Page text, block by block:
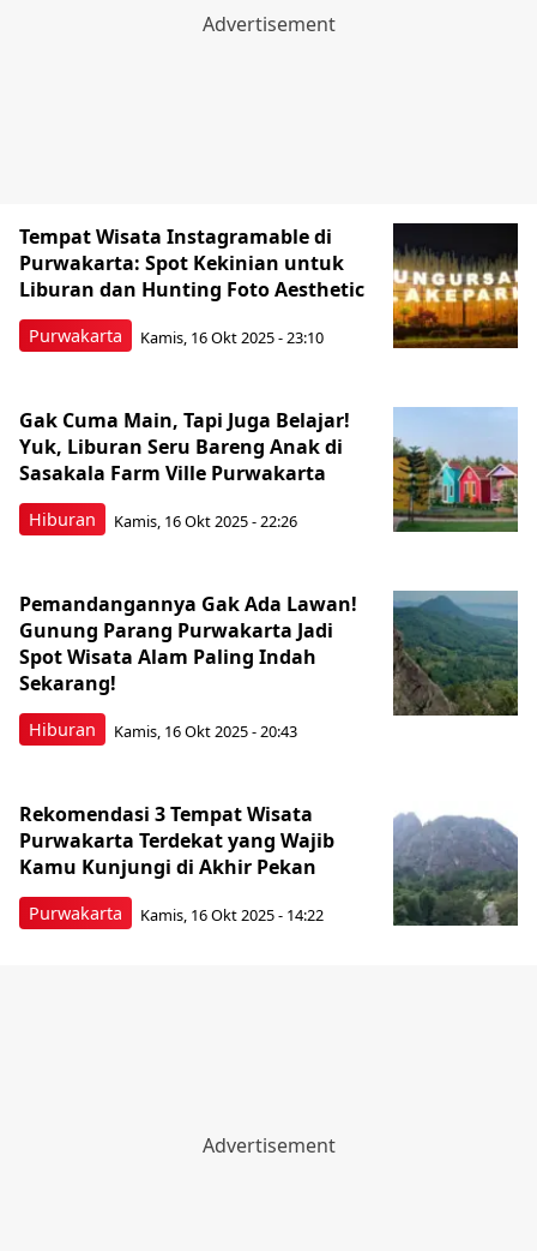
Purwakarta
Tempat Wisata Instagramable di
Purwakarta: Spot Kekinian untuk
Liburan dan Hunting Foto Aesthetic
Kamis, 16 Okt 2025 - 23:10
Hiburan
Gak Cuma Main, Tapi Juga Belajar!
Yuk, Liburan Seru Bareng Anak di
Sasakala Farm Ville Purwakarta
Kamis, 16 Okt 2025 - 22:26
Hiburan
Pemandangannya Gak Ada Lawan!
Gunung Parang Purwakarta Jadi
Spot Wisata Alam Paling Indah
Sekarang!
Kamis, 16 Okt 2025 - 20:43
Purwakarta
Rekomendasi 3 Tempat Wisata
Purwakarta Terdekat yang Wajib
Kamu Kunjungi di Akhir Pekan
Kamis, 16 Okt 2025 - 14:22